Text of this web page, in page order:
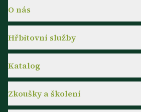
O nás
Hřbitovní služby
Katalog
Zkoušky a školení